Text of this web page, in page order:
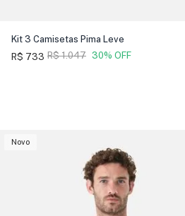
Kit 3 Camisetas Pima Leve
R$ 733
30% OFF
R$ 1.047
Novo